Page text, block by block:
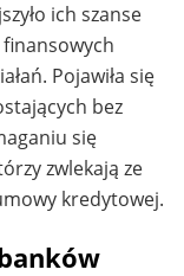
ich szanse
Pojawiła się
bez
się
zwlekają ze
kredytowej.